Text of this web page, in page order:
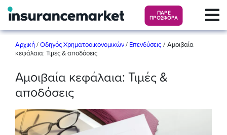
ΠΑΡΕ
ΠΡΟΣΦΟΡΑ
Αρχική / Οδηγός Χρηματοοικονομικών / Επενδύσεις / Αμοιβαία
κεφάλαια: Τιμές & αποδόσεις
Αμοιβαία κεφάλαια: Τιμές &
αποδόσεις